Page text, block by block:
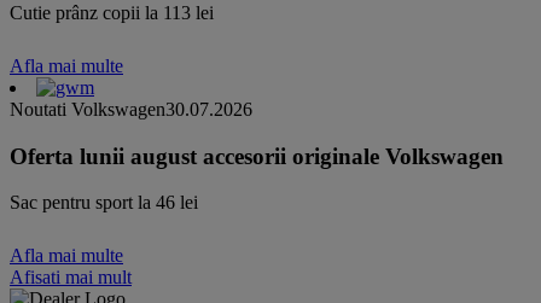
Cutie prânz copii la 113 lei
Afla mai multe
Noutati Volkswagen30.07.2026
Oferta lunii august accesorii originale Volkswagen
Sac pentru sport la 46 lei
Afla mai multe
Afisati mai mult